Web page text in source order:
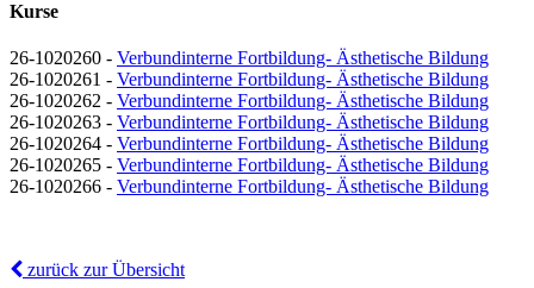
Kurse
26-1020260 - Verbundinterne Fortbildung- Ästhetische Bildung
26-1020261 - Verbundinterne Fortbildung- Ästhetische Bildung
26-1020262 - Verbundinterne Fortbildung- Ästhetische Bildung
26-1020263 - Verbundinterne Fortbildung- Ästhetische Bildung
26-1020264 - Verbundinterne Fortbildung- Ästhetische Bildung
26-1020265 - Verbundinterne Fortbildung- Ästhetische Bildung
26-1020266 - Verbundinterne Fortbildung- Ästhetische Bildung
zurück zur Übersicht